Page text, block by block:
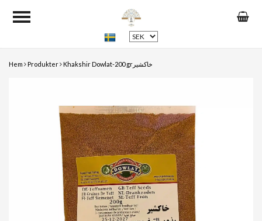
Hem Produkter Khakshir Dowlat-200 grخاکشیر